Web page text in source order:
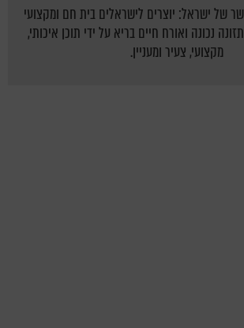
של ישראל: יוצרים לישראלים בית חם ומקצועי
נכונה ואורח חיים בריא על ידי תוכן איכותי,
מקצועי, צעיר ומעניין.